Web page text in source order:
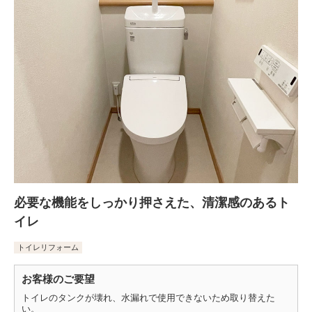
必要な機能をしっかり押さえた、清潔感のあるト
イレ
トイレリフォーム
お客様のご要望
トイレのタンクが壊れ、水漏れで使用できないため取り替えた
い。